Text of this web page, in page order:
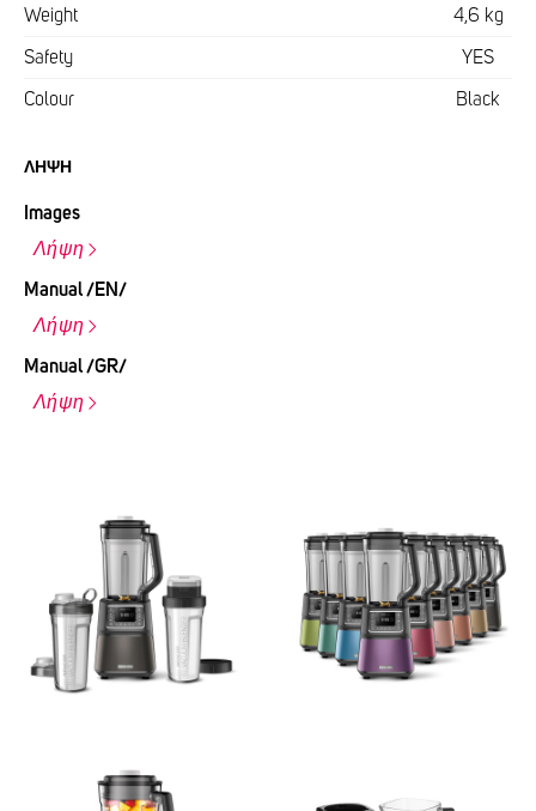
Weight 4,6 kg
Safety YES
Colour Black
ΛΉΨΗ
Images
Λήψη
Manual /EN/
Λήψη
Manual /GR/
Λήψη